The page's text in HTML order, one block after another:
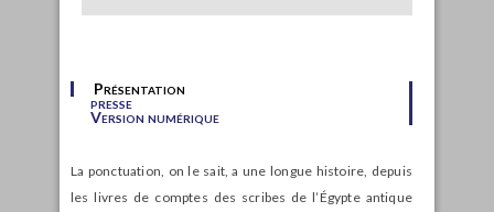
Présentation
presse
Version numérique
La ponctuation, on le sait, a une longue histoire, depuis
les livres de comptes des scribes de l’Égypte antique